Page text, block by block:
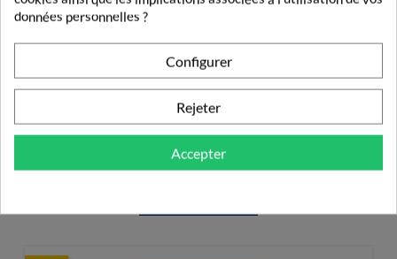
4,58 €
PRODUITS DE LA MÊME CATÉGORIE
données personnelles ?
Configurer
Rejeter
Accepter